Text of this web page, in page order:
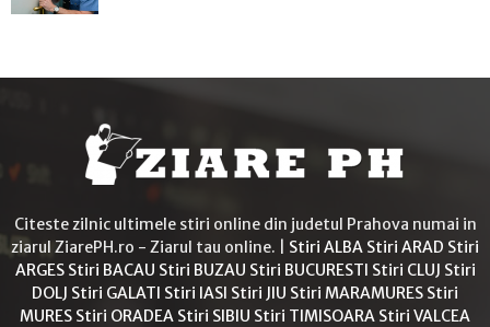
Citeste zilnic ultimele stiri online din judetul Prahova numai in
ziarul ZiarePH.ro - Ziarul tau online. | Stiri ALBA Stiri ARAD Stiri
ARGES Stiri BACAU Stiri BUZAU Stiri BUCURESTI Stiri CLUJ Stiri
DOLJ Stiri GALATI Stiri IASI Stiri JIU Stiri MARAMURES Stiri
MURES Stiri ORADEA Stiri SIBIU Stiri TIMISOARA Stiri VALCEA